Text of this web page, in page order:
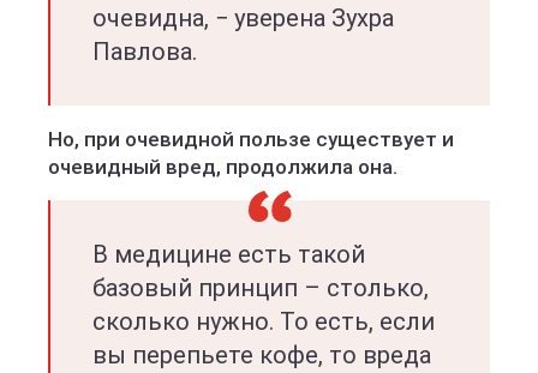
очевидна, − уверена Зухра
Павлова.
Но, при очевидной пользе существует и
очевидный вред, продолжила она.
В медицине есть такой
базовый принцип – столько,
сколько нужно. То есть, если
вы перепьете кофе, то вреда